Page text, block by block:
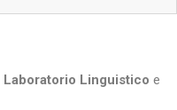
Laboratorio Linguistico e